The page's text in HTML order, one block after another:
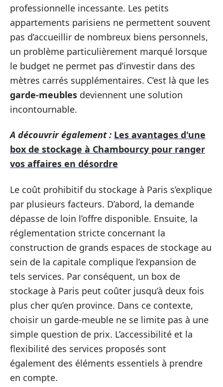
professionnelle incessante. Les petits
appartements parisiens ne permettent souvent
pas d’accueillir de nombreux biens personnels,
un problème particulièrement marqué lorsque
le budget ne permet pas d’investir dans des
mètres carrés supplémentaires. C’est là que les
garde-meubles deviennent une solution
incontournable.
A découvrir également : Les avantages d'une
box de stockage à Chambourcy pour ranger
vos affaires en désordre
Le coût prohibitif du stockage à Paris s’explique
par plusieurs facteurs. D’abord, la demande
dépasse de loin l’offre disponible. Ensuite, la
réglementation stricte concernant la
construction de grands espaces de stockage au
sein de la capitale complique l’expansion de
tels services. Par conséquent, un box de
stockage à Paris peut coûter jusqu’à deux fois
plus cher qu’en province. Dans ce contexte,
choisir un garde-meuble ne se limite pas à une
simple question de prix. L’accessibilité et la
flexibilité des services proposés sont
également des éléments essentiels à prendre
en compte.